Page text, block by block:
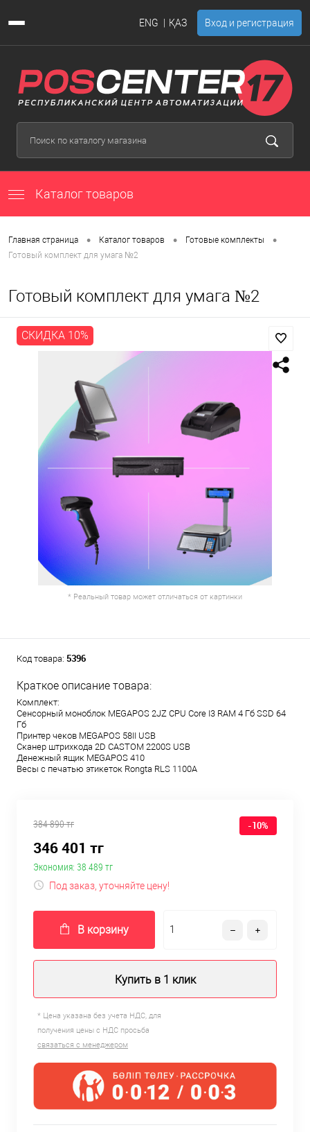
ENG ҚАЗ Вход и регистрация
Каталог товаров
Главная страница • Каталог товаров • Готовые комплекты •
Готовый комплект для умага №2
Готовый комплект для умага №2
СКИДКА 10%
* Реальный товар может отличаться от картинки
Код товара: 5396
Краткое описание товара:
Комплект:
Сенсорный моноблок MEGAPOS 2JZ CPU Core I3 RAM 4 Гб SSD 64
Гб
Принтер чеков MEGAPOS 58II USB
Сканер штрихкода 2D CASTOM 2200S USB
Денежный ящик MEGAPOS 410
Весы с печатью этикеток Rongta RLS 1100A
384 890 тг -10%
346 401 тг
Экономия: 38 489 тг
Под заказ, уточняйте цену!
В корзину
Купить в 1 клик
* Цена указана без учета НДС, для
получения цены с НДС просьба
связаться с менеджером